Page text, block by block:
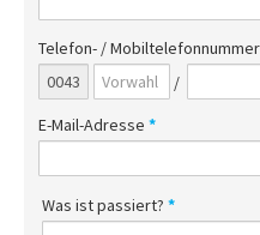
Telefon- /
/
E-Mail-Adresse*
Was ist passiert? *